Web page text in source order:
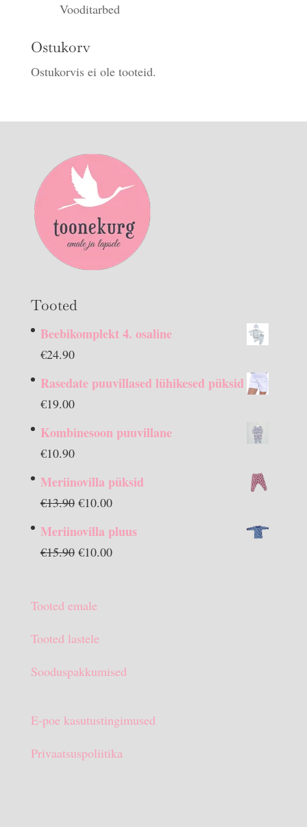
Vooditarbed
Ostukorv
Ostukorvis ei ole tooteid.
Tooted
Beebikomplekt 4. osaline
€24.90
Rasedate puuvillased lühikesed püksid
€19.00
Kombinesoon puuvillane
€10.90
Meriinovilla püksid
€13.90 Algne
€10.00Praegune
on:
Meriinovilla pluus
€15.90 Algne
€15.90.
€10.00Praegune
Tooted emale
Tooted lastele
Sooduspakkumised
E-poe kasutustingimused
Privaatsuspoliitika